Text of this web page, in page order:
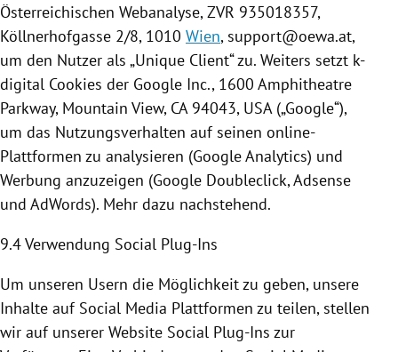
Österreichischen Webanalyse, ZVR 935018357,
Köllnerhofgasse 2/8, 1010 Wien, support@oewa.at,
um den Nutzer als „Unique Client“ zu. Weiters setzt k-
digital Cookies der Google Inc., 1600 Amphitheatre
Parkway, Mountain View, CA 94043, USA („Google“),
um das Nutzungsverhalten auf seinen online-
Plattformen zu analysieren (Google Analytics) und
Werbung anzuzeigen (Google Doubleclick, Adsense
und AdWords). Mehr dazu nachstehend.
9.4 Verwendung Social Plug-Ins
Um unseren Usern die Möglichkeit zu geben, unsere
Inhalte auf Social Media Plattformen zu teilen, stellen
wir auf unserer Website Social Plug-Ins zur